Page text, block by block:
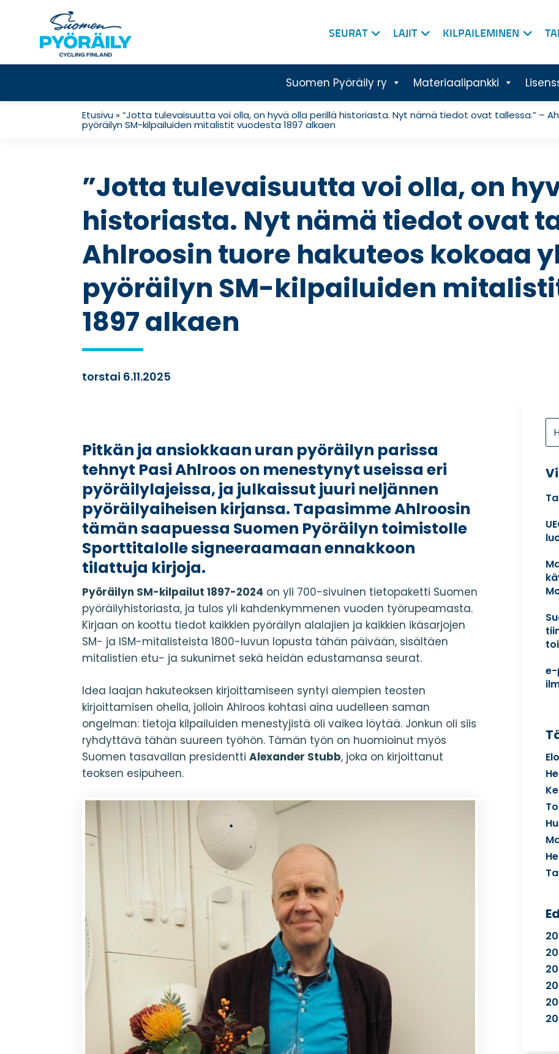
SEURAT LAJIT KILPAILEMINEN
Suomen Pyöräily ry Materiaalipankki
Etusivu »“Jotta tulevaisuutta voi olla, on hyvä olla perillä historiasta. Nyt nämä tiedot ovat tallessa.” –
pyöräilyn SM-kilpailuiden mitalistit vuodesta 1897 alkaen
”Jotta tulevaisuutta voi olla, on
historiasta. Nyt nämä tiedot ovat
Ahlroosin tuore hakuteos kokoaa
pyöräilyn SM-kilpailuiden
1897 alkaen
torstai 6.11.2025
Pitkän ja ansiokkaan uran pyöräilyn parissa
tehnyt Pasi Ahlroos on menestynyt useissa eri
pyöräilylajeissa, ja julkaissut juuri neljännen
pyöräilyaiheisen kirjansa. Tapasimme Ahlroosin
tämän saapuessa Suomen Pyöräilyn toimistolle
Sporttitalolle signeeraamaan ennakkoon
tilattuja kirjoja.
Pyöräilyn SM-kilpailut 1897-2024 on yli 700-sivuinen tietopaketti Suomen
pyöräilyhistoriasta, ja tulos yli kahdenkymmenen vuoden työrupeamasta.
Kirjaan on koottu tiedot kaikkien pyöräilyn alalajien ja kaikkien ikäsarjojen
SM- ja ISM-mitalisteista 1800-luvun lopusta tähän päivään, sisältäen
mitalistien etu- ja sukunimet sekä heidän edustamansa seurat.
Idea laajan hakuteoksen kirjoittamiseen syntyi aiempien teosten
kirjoittamisen ohella, jolloin Ahlroos kohtasi aina uudelleen saman
ongelman: tietoja kilpailuiden menestyjistä oli vaikea löytää. Jonkun oli siis
ryhdyttävä tähän suureen työhön. Tämän työn on huomioinut myös
Suomen tasavallan presidenttiAlexander Stubb, joka on kirjoittanut
teoksen esipuheen.
e-